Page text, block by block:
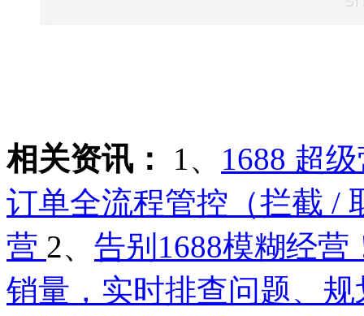
相关资讯： 1、 1688 超
订单全流程管控（拦截 /
营 2、 告别1688模糊经
销量，实时排查问题、